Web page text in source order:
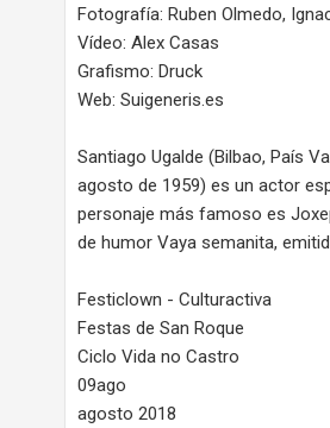
Fotografía: Ruben Olmedo,
Vídeo: Alex Casas
Grafismo: Druck
Web: Suigeneris.es
Santiago Ugalde (Bilbao, País
agosto de 1959) es un actor
personaje más famoso es
de humor Vaya semanita,
Festiclown - Culturactiva
Festas de San Roque
Ciclo Vida no Castro
09ago
agosto 2018